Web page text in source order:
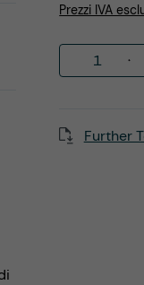
Prezzi IVA
Further